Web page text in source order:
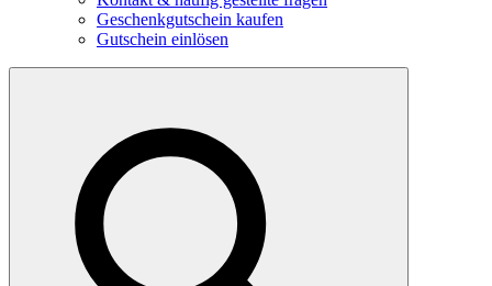
Geschenkgutschein kaufen
Gutschein einlösen